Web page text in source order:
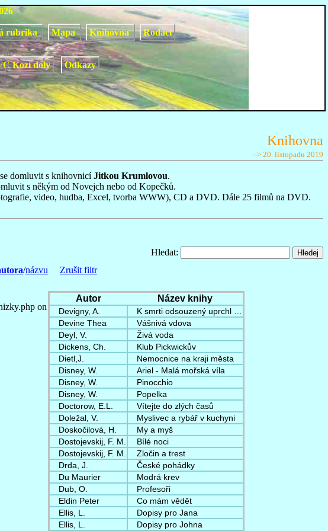
rubrika Mapa Knihovna Rodáci
Kozí doly Odkazy
Knihovna
--> 20. listopadu 2019
domluvit s knihovnicíJitkou Krumlovou.
s někým od Novejch nebo od Kopečků.
video, hudba, Excel, tvorba WWW), CD a DVD. Dále 25 filmů na DVD.
Hledat:
/názvu Zrušit filtr
Autor Název knihy
Devigny, A.
K smrti odsouzený uprchl …
Devine Thea
Vášnivá vdova
Deyl, V.
Živá voda
Dickens, Ch.
Klub Pickwickův
Dietl,J.
Nemocnice na kraji města
Disney, W.
Ariel - Malá mořská víla
Disney, W.
Pinocchio
Disney, W.
Popelka
Doctorow, E.L.
Vítejte do zlých časů
Doležal, V.
Myslivec a rybář v kuchyni
Doskočilová, H.
My a myš
Dostojevskij, F. M.
Bílé noci
Dostojevskij, F. M.
Zločin a trest
Drda, J.
České pohádky
Du Maurier
Modrá krev
Dub, O.
Profesoři
Eldin Peter
Co mám vědět
Ellis, L.
Dopisy pro Jana
Ellis, L.
Dopisy pro Johna
on